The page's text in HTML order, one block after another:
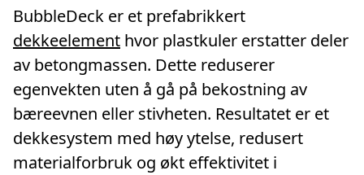
BubbleDeck er et prefabrikkert
dekkeelement hvor plastkuler erstatter deler
av betongmassen. Dette reduserer
egenvekten uten å gå på bekostning av
bæreevnen eller stivheten. Resultatet er et
dekkesystem med høy ytelse, redusert
materialforbruk og økt effektivitet i